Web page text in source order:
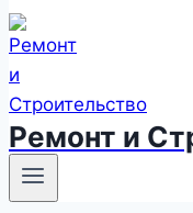
Ремонт и